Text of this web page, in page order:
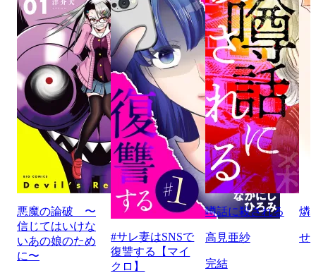
悪魔の論破 〜
信じてはいけな
いあの娘のため
に〜
#サレ妻はSNSで
復讐する【マイ
クロ】
噂話に殺される
高見亜紗
完結
燐
せ